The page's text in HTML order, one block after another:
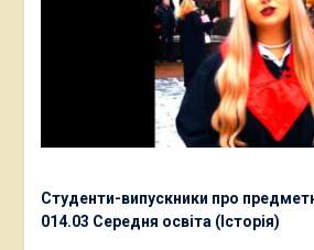
Студенти-випускники про
014.03 Середня освіта (Історія)